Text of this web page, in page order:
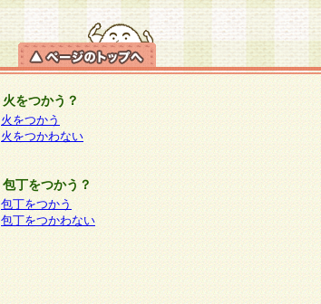
火をつかう？
火をつかう
火をつかわない
包丁をつかう？
包丁をつかう
包丁をつかわない